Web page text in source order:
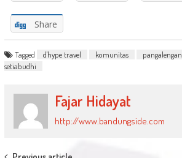
Share
Tagged d'hype travel komunitas pangalengan
setiabudhi
Fajar Hidayat
http://www.bandungside.com